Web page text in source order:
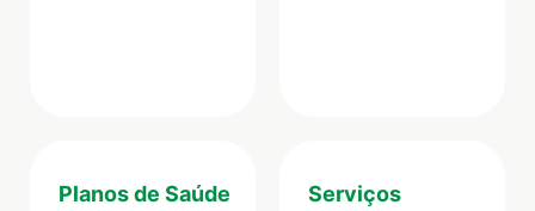
Planos de Saúde Serviços